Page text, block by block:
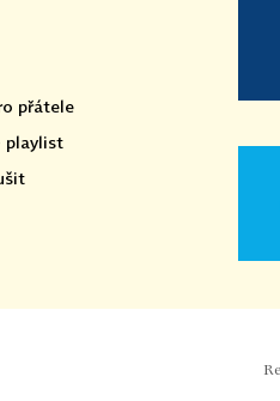
přátele
playlist